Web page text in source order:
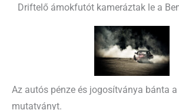
Driftelő ámokfutót kameráztak le a
Az autós pénze és jogosítványa bánta
mutatványt.